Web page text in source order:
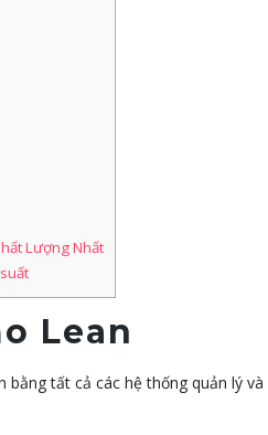
Lượng Nhất
Lean
tất cả các hệ thống quản lý